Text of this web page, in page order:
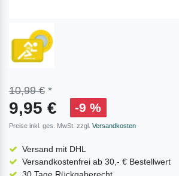
10,99 € *
9,95 € -9 %
Preise inkl. ges. MwSt. zzgl. Versandkosten
Versand mit DHL
Versandkostenfrei ab 30,- € Bestellwert
30 Tage Rückgaberecht